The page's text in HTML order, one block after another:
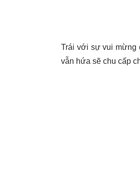
Trái với sự vui mừng
vẫn hứa sẽ chu cấp